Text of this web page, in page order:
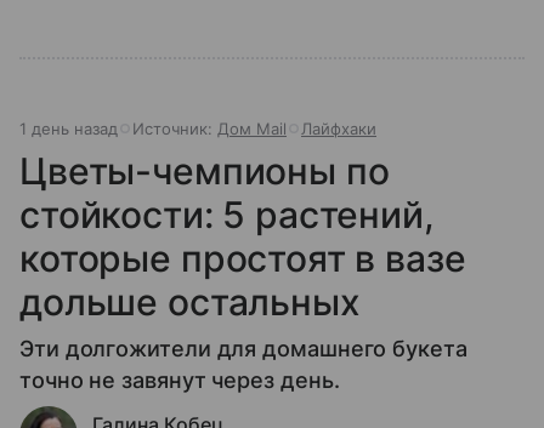
1 день назад Источник: Дом Mail Лайфхаки
Цветы-чемпионы по
стойкости: 5 растений,
которые простоят в вазе
дольше остальных
Эти долгожители для домашнего букета
точно не завянут через день.